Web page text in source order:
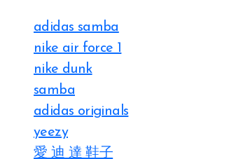
adidas samba
nike air force 1
nike dunk
samba
adidas originals
yeezy
愛 迪 達 鞋子